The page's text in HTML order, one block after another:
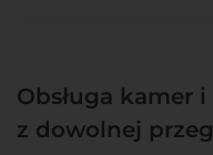
Obsługa kamer
z dowolnej